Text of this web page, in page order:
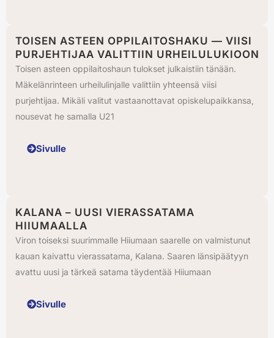
TOISEN ASTEEN OPPILAITOSHAKU — VIISI
PURJEHTIJAA VALITTIIN URHEILULUKIOON
Toisen asteen oppilaitoshaun tulokset julkaistiin tänään.
Mäkelänrinteen urheilulinjalle valittiin yhteensä viisi
purjehtijaa. Mikäli valitut vastaanottavat opiskelupaikkansa,
nousevat he samalla U21
Sivulle
KALANA – UUSI VIERASSATAMA
HIIUMAALLA
Viron toiseksi suurimmalle Hiiumaan saarelle on valmistunut
kauan kaivattu vierassatama, Kalana. Saaren länsipäätyyn
avattu uusi ja tärkeä satama täydentää Hiiumaan
Sivulle